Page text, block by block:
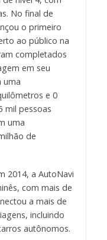
No final de
o primeiro
ao público na
completados
em seu
uma
e 0
mil pessoas
uma
de
2014, a AutoNavi
com mais de
a mais de
incluindo
autônomos.